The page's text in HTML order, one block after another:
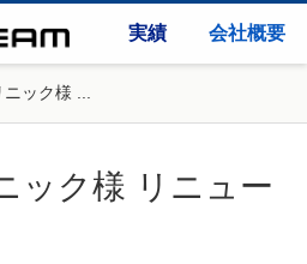
実績 会社概要
ック様 ...
ック様 リニュー